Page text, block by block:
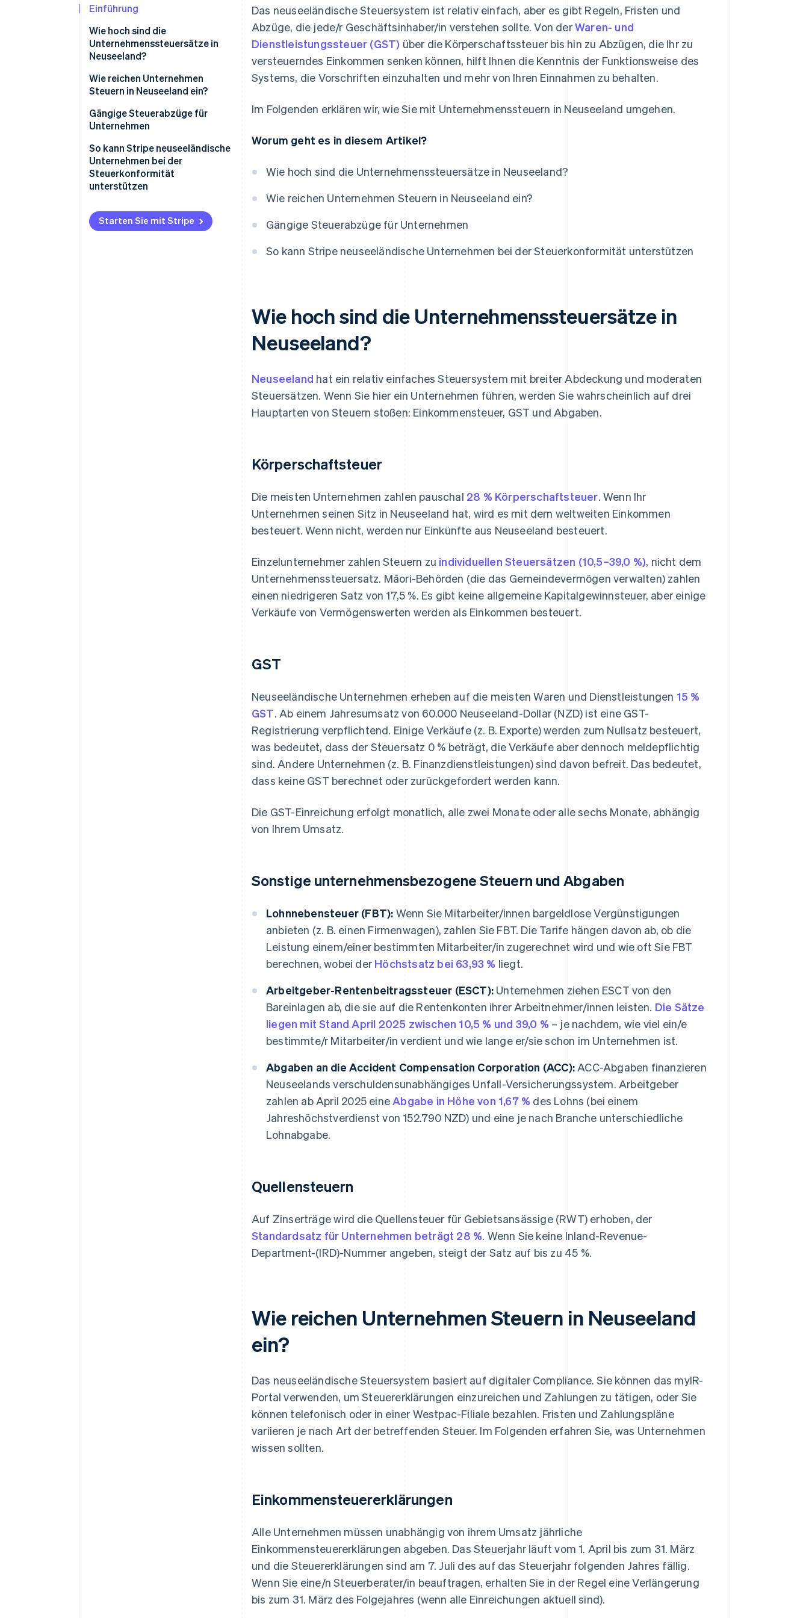
Einführung
Wie hoch sind die
Unternehmenssteuersätze in
Neuseeland?
Körperschaftsteuer
Sonstige
Steuern und Abgaben
Quellensteuern
Wie reichen Unternehmen
Steuern in Neuseeland ein?
Einkommensteuererklärungen
GST-Erklärungen und -
Zahlungen
Pay as you earn (PAYE) und
Gängige Steuerabzüge für
Unternehmen
Betriebskosten
Abschreibungen auf
Anlagevermögen
und Entwicklung (F&E)
So kann Stripe neuseeländische
Unternehmen bei der
Steuerkonformität
unterstützen
Steuererhebung
GST-Registrierung
Starten Sie mit Stripe
Das neuseeländische Steuersystem ist relativ einfach, aber es gibt Regeln, Fristen und
Abzüge, die jede/r Geschäftsinhaber/in verstehen sollte. Von derWaren- und
Dienstleistungssteuer (GST) über die Körperschaftssteuer bis hin zu Abzügen, die Ihr zu
versteuerndes Einkommen senken können, hilft Ihnen die Kenntnis der Funktionsweise des
Systems, die Vorschriften einzuhalten und mehr von Ihren Einnahmen zu behalten.
Im Folgenden erklären wir, wie Sie mit Unternehmenssteuern in Neuseeland umgehen.
Worum geht es in diesem Artikel?
Wie hoch sind die Unternehmenssteuersätze in Neuseeland?
Wie reichen Unternehmen Steuern in Neuseeland ein?
Gängige Steuerabzüge für Unternehmen
So kann Stripe neuseeländische Unternehmen bei der Steuerkonformität unterstützen
Wie hoch sind die Unternehmenssteuersätze in
Neuseeland?
Neuseeland hat ein relativ einfaches Steuersystem mit breiter Abdeckung und moderaten
Steuersätzen. Wenn Sie hier ein Unternehmen führen, werden Sie wahrscheinlich auf drei
Hauptarten von Steuern stoßen: Einkommensteuer, GST und Abgaben.
Körperschaftsteuer
Die meisten Unternehmen zahlen pauschal 28 % Körperschaftsteuer. Wenn Ihr
Unternehmen seinen Sitz in Neuseeland hat, wird es mit dem weltweiten Einkommen
besteuert. Wenn nicht, werden nur Einkünfte aus Neuseeland besteuert.
Einzelunternehmer zahlen Steuern zu individuellen Steuersätzen (10,5–39,0 %), nicht dem
Unternehmenssteuersatz. Māori-Behörden (die das Gemeindevermögen verwalten) zahlen
einen niedrigeren Satz von 17,5 %. Es gibt keine allgemeine Kapitalgewinnsteuer, aber einige
Verkäufe von Vermögenswerten werden als Einkommen besteuert.
GST
Neuseeländische Unternehmen erheben auf die meisten Waren und Dienstleistungen 15 %
GST. Ab einem Jahresumsatz von 60.000 Neuseeland-Dollar (NZD) ist eine GST-
Registrierung verpflichtend. Einige Verkäufe (z. B. Exporte) werden zum Nullsatz besteuert,
was bedeutet, dass der Steuersatz 0 % beträgt, die Verkäufe aber dennoch meldepflichtig
sind. Andere Unternehmen (z. B. Finanzdienstleistungen) sind davon befreit. Das bedeutet,
dass keine GST berechnet oder zurückgefordert werden kann.
Die GST-Einreichung erfolgt monatlich, alle zwei Monate oder alle sechs Monate, abhängig
von Ihrem Umsatz.
Sonstige unternehmensbezogene Steuern und Abgaben
Lohnnebensteuer (FBT): Wenn Sie Mitarbeiter/innen bargeldlose Vergünstigungen
anbieten (z. B. einen Firmenwagen), zahlen Sie FBT. Die Tarife hängen davon ab, ob die
Leistung einem/einer bestimmten Mitarbeiter/in zugerechnet wird und wie oft Sie FBT
berechnen, wobei der Höchstsatz bei 63,93 % liegt.
Arbeitgeber-Rentenbeitragssteuer (ESCT): Unternehmen ziehen ESCT von den
Bareinlagen ab, die sie auf die Rentenkonten ihrer Arbeitnehmer/innen leisten. Die Sätze
liegen mit Stand April 2025 zwischen 10,5 % und 39,0 % – je nachdem, wie viel ein/e
bestimmte/r Mitarbeiter/in verdient und wie lange er/sie schon im Unternehmen ist.
Abgaben an die Accident Compensation Corporation (ACC): ACC-Abgaben finanzieren
Neuseelands verschuldensunabhängiges Unfall-Versicherungssystem. Arbeitgeber
zahlen ab April 2025 eineAbgabe in Höhe von 1,67 % des Lohns (bei einem
Jahreshöchstverdienst von 152.790 NZD) und eine je nach Branche unterschiedliche
Lohnabgabe.
Quellensteuern
Auf Zinserträge wird die Quellensteuer für Gebietsansässige (RWT) erhoben, der
Standardsatz für Unternehmen beträgt 28 %. Wenn Sie keine Inland-Revenue-
Department-(IRD)-Nummer angeben, steigt der Satz auf bis zu 45 %.
Wie reichen Unternehmen Steuern in Neuseeland
ein?
Das neuseeländische Steuersystem basiert auf digitaler Compliance. Sie können das myIR-
Portal verwenden, um Steuererklärungen einzureichen und Zahlungen zu tätigen, oder Sie
können telefonisch oder in einer Westpac-Filiale bezahlen. Fristen und Zahlungspläne
variieren je nach Art der betreffenden Steuer. Im Folgenden erfahren Sie, was Unternehmen
wissen sollten.
Einkommensteuererklärungen
Alle Unternehmen müssen unabhängig von ihrem Umsatz jährliche
Einkommensteuererklärungen abgeben. Das Steuerjahr läuft vom 1. April bis zum 31. März
und die Steuererklärungen sind am 7. Juli des auf das Steuerjahr folgenden Jahres fällig.
Wenn Sie eine/n Steuerberater/in beauftragen, erhalten Sie in der Regel eine Verlängerung
bis zum 31. März des Folgejahres (wenn alle Einreichungen aktuell sind).